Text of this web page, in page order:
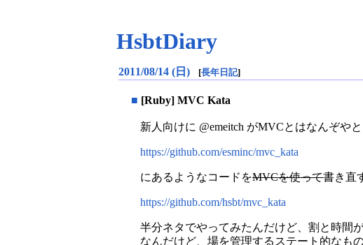
HsbtDiary
2011/08/14 (日) [長年日記]
■ [Ruby] MVC Kata
新人向けに @emeitch がMVCとはなんぞや
https://github.com/esminc/mvc_kata
にあるようなコードをMVCを使って書き直
https://github.com/hsbt/mvc_kata
半分ネタでやってみたんだけど、割と時間
なんだけど、場を管理するステート的なも